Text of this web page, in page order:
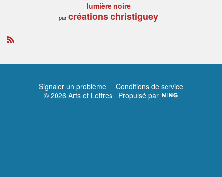
lumière noire
parcréations christiguey
R
Signaler un problème | Conditions de service
© 2026 Arts et Lettres Propulsé par